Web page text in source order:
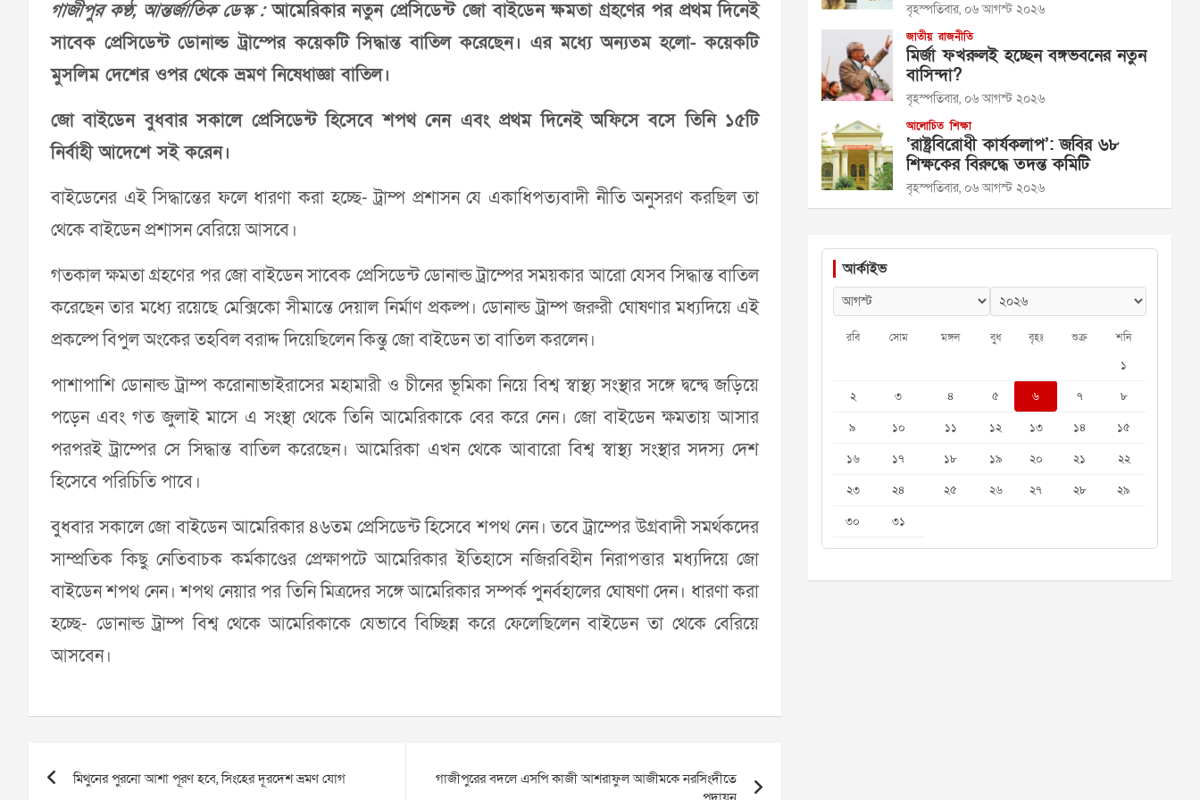
গাজীপুর কণ্ঠ, আন্তর্জাতিক ডেস্ক :আমেরিকার নতুন প্রেসিডেন্ট জো বাইডেন ক্ষমতা গ্রহণের পর প্রথম দিনেই
সাবেক প্রেসিডেন্ট ডোনাল্ড ট্রাম্পের কয়েকটি সিদ্ধান্ত বাতিল করেছেন। এর মধ্যে অন্যতম হলো- কয়েকটি
মুসলিম দেশের ওপর থেকে ভ্রমণ নিষেধাজ্ঞা বাতিল।
জো বাইডেন বুধবার সকালে প্রেসিডেন্ট হিসেবে শপথ নেন এবং প্রথম দিনেই অফিসে বসে তিনি ১৫টি
নির্বাহী আদেশে সই করেন।
বাইডেনের এই সিদ্ধান্তের ফলে ধারণা করা হচ্ছে- ট্রাম্প প্রশাসন যে একাধিপত্যবাদী নীতি অনুসরণ করছিল তা
থেকে বাইডেন প্রশাসন বেরিয়ে আসবে।
গতকাল ক্ষমতা গ্রহণের পর জো বাইডেন সাবেক প্রেসিডেন্ট ডোনাল্ড ট্রাম্পের সময়কার আরো যেসব সিদ্ধান্ত বাতিল
করেছেন তার মধ্যে রয়েছে মেক্সিকো সীমান্তে দেয়াল নির্মাণ প্রকল্প। ডোনাল্ড ট্রাম্প জরুরী ঘোষণার মধ্যদিয়ে এই
প্রকল্পে বিপুল অংকের তহবিল বরাদ্দ দিয়েছিলেন কিন্তু জো বাইডেন তা বাতিল করলেন।
পাশাপাশি ডোনাল্ড ট্রাম্প করোনাভাইরাসের মহামারী ও চীনের ভূমিকা নিয়ে বিশ্ব স্বাস্থ্য সংস্থার সঙ্গে দ্বন্দ্বে জড়িয়ে
পড়েন এবং গত জুলাই মাসে এ সংস্থা থেকে তিনি আমেরিকাকে বের করে নেন। জো বাইডেন ক্ষমতায় আসার
পরপরই ট্রাম্পের সে সিদ্ধান্ত বাতিল করেছেন। আমেরিকা এখন থেকে আবারো বিশ্ব স্বাস্থ্য সংস্থার সদস্য দেশ
হিসেবে পরিচিতি পাবে।
বুধবার সকালে জো বাইডেন আমেরিকার ৪৬তম প্রেসিডেন্ট হিসেবে শপথ নেন। তবে ট্রাম্পের উগ্রবাদী সমর্থকদের
সাম্প্রতিক কিছু নেতিবাচক কর্মকাণ্ডের প্রেক্ষাপটে আমেরিকার ইতিহাসে নজিরবিহীন নিরাপত্তার মধ্যদিয়ে জো
বাইডেন শপথ নেন। শপথ নেয়ার পর তিনি মিত্রদের সঙ্গে আমেরিকার সম্পর্ক পুনর্বহালের ঘোষণা দেন। ধারণা করা
হচ্ছে- ডোনাল্ড ট্রাম্প বিশ্ব থেকে আমেরিকাকে যেভাবে বিচ্ছিন্ন করে ফেলেছিলেন বাইডেন তা থেকে বেরিয়ে
আসবেন।
মিথুনের পুরনো আশা পূরণ হবে, সিংহের দূরদেশ ভ্রমণ যোগ
গাজীপুরের বদলে এসপি কাজী আশরাফুল আজীমকে নরসিংদীতে
বৃহস্পতিবার, ০৬ আগস্ট ২০২৬
জাতীয় রাজনীতি
মির্জা ফখরুলই হচ্ছেন বঙ্গভবনের নতুন
বাসিন্দা?
বৃহস্পতিবার, ০৬ আগস্ট ২০২৬
আলোচিত শিক্ষা
‘রাষ্ট্রবিরোধী কার্যকলাপ’: জবির ৬৮
শিক্ষকের বিরুদ্ধে তদন্ত কমিটি
বৃহস্পতিবার, ০৬ আগস্ট ২০২৬
আর্কাইভ
রবি সোম মঙ্গল বুধ বৃহঃ শুক্র শনি
১
২
৩ ৪ ৫ ৬ ৭
৮
৯
১০ ১১ ১২ ১৩ ১৪
১৫
১৬
১৭ ১৮ ১৯ ২০ ২১
২২
২৩
২৪ ২৫ ২৬ ২৭ ২৮
২৯
৩০
৩১